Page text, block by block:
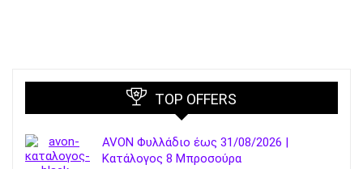
TOP OFFERS
AVON Φυλλάδιο έως 31/08/2026 |
Κατάλογος 8 Μπροσούρα